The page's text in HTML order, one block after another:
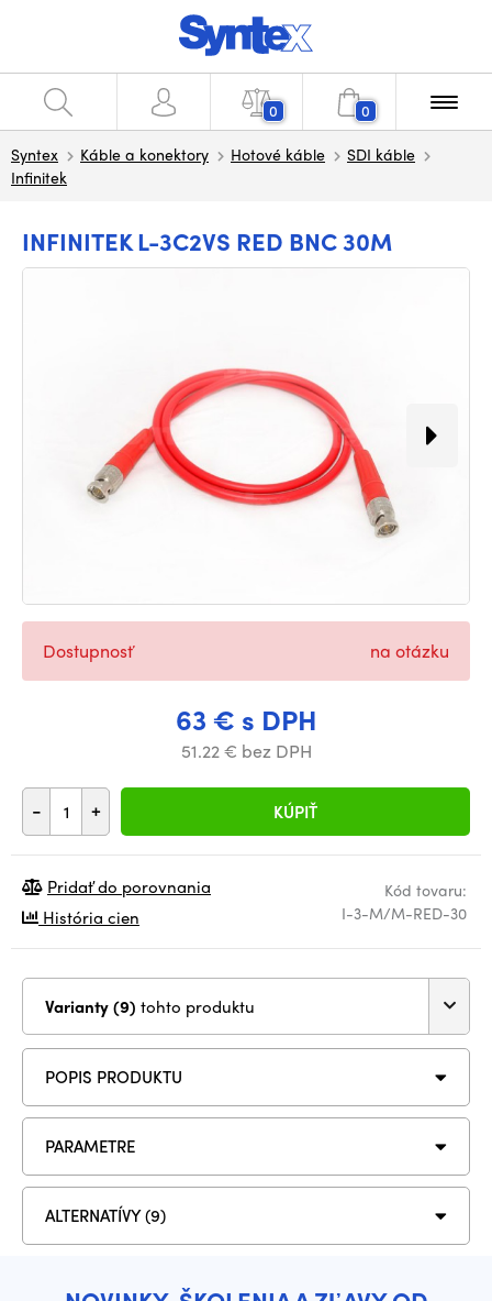
0 0
Syntex Káble a konektory Hotové káble
SDI káble
Infinitek
INFINITEK L-3C2VS RED BNC 30M
63 € s DPH
51.22 € bez DPH
- + KÚPIŤ
Dostupnosť na otázku
Kód tovaru:
I-3-M/M-RED-30
Pridať do porovnania
História cien
Varianty (9) tohto produktu
POPIS PRODUKTU
PARAMETRE
ALTERNATÍVY (9)